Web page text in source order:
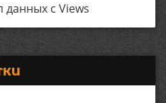
данных с Views